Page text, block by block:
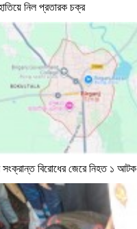
নিল প্রতারক চক্র
সংক্রান্ত বিরোধের জেরে নিহত ১ আটক